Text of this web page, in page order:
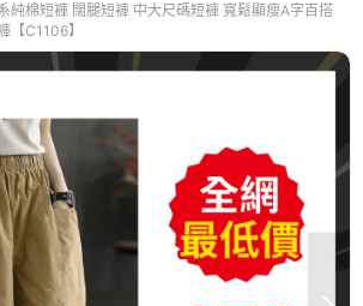
純棉短褲 闊腿短褲 中大尺碼短褲 寬鬆顯瘦A字百搭
【C1106】